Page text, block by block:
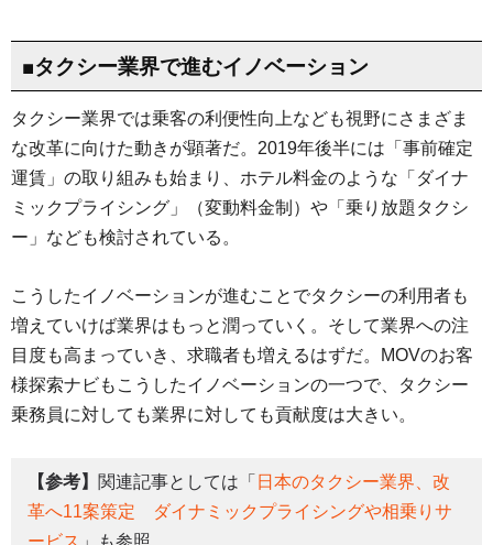
■タクシー業界で進むイノベーション
タクシー業界では乗客の利便性向上なども視野にさまざま
な改革に向けた動きが顕著だ。2019年後半には「事前確定
運賃」の取り組みも始まり、ホテル料金のような「ダイナ
ミックプライシング」（変動料金制）や「乗り放題タクシ
ー」なども検討されている。
こうしたイノベーションが進むことでタクシーの利用者も
増えていけば業界はもっと潤っていく。そして業界への注
目度も高まっていき、求職者も増えるはずだ。MOVのお客
様探索ナビもこうしたイノベーションの一つで、タクシー
乗務員に対しても業界に対しても貢献度は大きい。
【参考】 関連記事としては「 日本のタクシー業界、改
革へ11案策定 ダイナミックプライシングや相乗りサ
ービス 」も参照。